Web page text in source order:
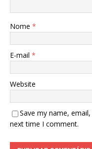
Nome *
E-mail *
Website
Save my name,
next time I comment.